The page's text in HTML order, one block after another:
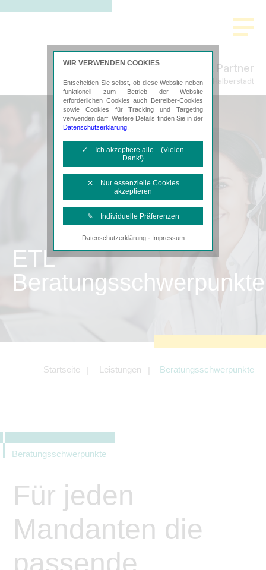
Freund & Partner
Steuerberatung in Halberstadt
ETL
Beratungsschwerpunkte
Startseite Leistungen Beratungsschwerpunkte
Beratungsschwerpunkte
Für jeden
Mandanten die
passende
WIR VERWENDEN COOKIES
Entscheiden Sie selbst, ob diese Website neben
funktionell zum Betrieb der Website
erforderlichen Cookies auch Betreiber-Cookies
sowie Cookies für Tracking und Targeting
verwenden darf. Weitere Details finden Sie in der
Datenschutzerklärung
✓ Ich akzeptiere alle (Vielen
Dank!)
✕ Nur essenzielle Cookies
akzeptieren
✎ Individuelle Präferenzen
Notwendige Cookies
Diese Cookies sind erforderlich, um die
Tracking- und Targeting-Cookies
Angebotes einschließlich der
Angeboten von z.B. Facebook und
LinkedIn.
können.
Datenschutzerklärung· Impressum